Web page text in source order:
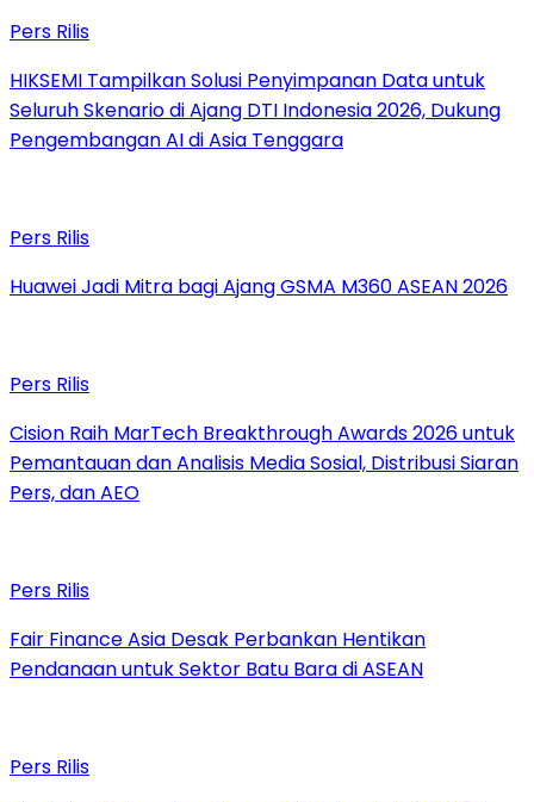
Pers Rilis
HIKSEMI Tampilkan Solusi Penyimpanan Data untuk
Seluruh Skenario di Ajang DTI Indonesia 2026, Dukung
Pengembangan AI di Asia Tenggara
Pers Rilis
Huawei Jadi Mitra bagi Ajang GSMA M360 ASEAN 2026
Pers Rilis
Cision Raih MarTech Breakthrough Awards 2026 untuk
Pemantauan dan Analisis Media Sosial, Distribusi Siaran
Pers, dan AEO
Pers Rilis
Fair Finance Asia Desak Perbankan Hentikan
Pendanaan untuk Sektor Batu Bara di ASEAN
Pers Rilis